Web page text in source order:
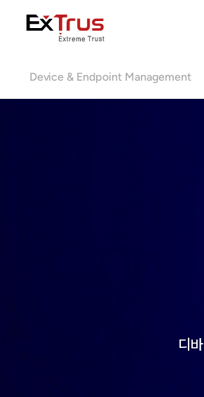
Device & Endpoint Management
디